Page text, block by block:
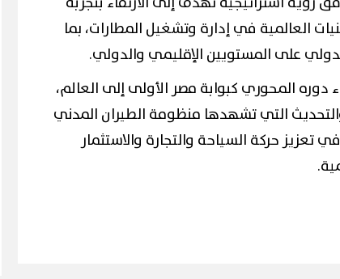
العالمية في إدارة وتشغيل المطارات، بما
على المستويين الإقليمي والدولي.
دوره المحوري كبوابة مصر الأولى إلى العالم،
التي تشهدها منظومة الطيران المدني
تعزيز حركة السياحة والتجارة والاستثمار